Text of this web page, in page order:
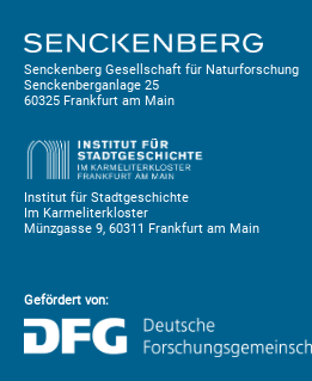
Senckenberg Gesellschaft für Naturforschung
Senckenberganlage 25
60325 Frankfurt am Main
Institut für Stadtgeschichte
Im Karmeliterkloster
Münzgasse 9, 60311 Frankfurt am Main
Gefördert von: